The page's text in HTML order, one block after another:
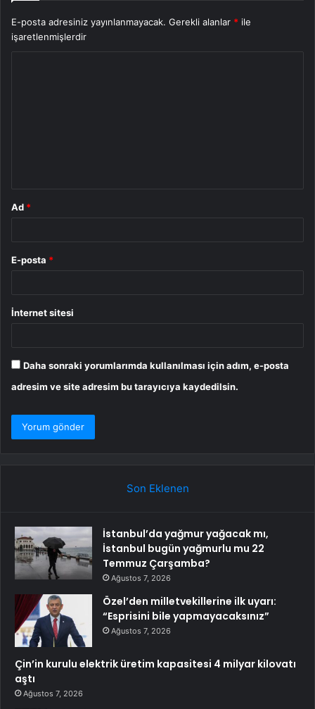
E-posta adresiniz yayınlanmayacak. Gerekli alanlar * ile
işaretlenmişlerdir
Ad *
E-posta *
İnternet sitesi
Daha sonraki yorumlarımda kullanılması için adım, e-posta
adresim ve site adresim bu tarayıcıya kaydedilsin.
Son Eklenen
İstanbul’da yağmur yağacak mı,
İstanbul bugün yağmurlu mu 22
Temmuz Çarşamba?
Ağustos 7, 2026
Özel’den milletvekillerine ilk uyarı:
“Esprisini bile yapmayacaksınız”
Ağustos 7, 2026
Çin’in kurulu elektrik üretim kapasitesi 4 milyar kilovatı
aştı
Ağustos 7, 2026